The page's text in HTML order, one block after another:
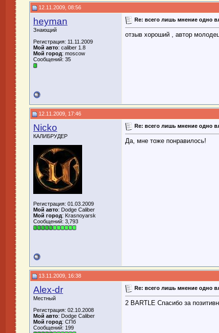
12.11.2009, 08:56
heyman
Знающий
Регистрация: 11.11.2009
Мой авто: caliber 1.8
Мой город: moscow
Сообщений: 35
Re: всего лишь мнение одно
отзыв хороший , автор
12.11.2009, 17:46
Nicko
КАЛИБРУДЕР
Регистрация: 01.03.2009
Мой авто: Dodge Caliber
Мой город: Krasnoyarsk
Сообщений: 3,793
Re: всего лишь мнение одно
Да, мне тоже понравилось!
13.11.2009, 16:38
Alex-dr
Местный
Регистрация: 02.10.2008
Мой авто: Dodge Caliber
Мой город: СПб
Сообщений: 199
Re: всего лишь мнение одно
2 BARTLE Спасибо за